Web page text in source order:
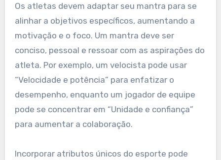
alta pressão, solidifica seu impacto.
Como os Atletas Devem
Adaptar Seu Mantra aos
Seus Objetivos?
Os atletas devem adaptar seu mantra para se
alinhar a objetivos específicos, aumentando a
motivação e o foco. Um mantra deve ser
atleta. Por exemplo, um velocista pode usar